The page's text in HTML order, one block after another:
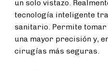
un solo vistazo.
tecnología inteligente
sanitario. Permite
una mayor precisión y,
cirugías más seguras.